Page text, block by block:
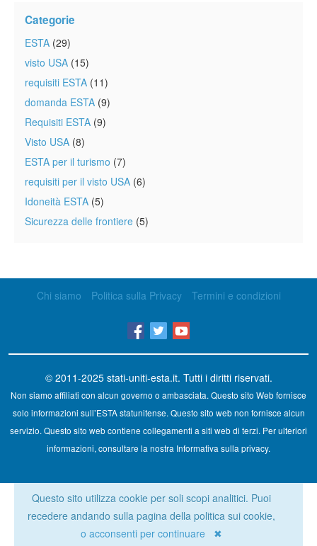
Categorie
ESTA (29)
visto USA (15)
requisiti ESTA (11)
domanda ESTA (9)
Requisiti ESTA (9)
Visto USA (8)
ESTA per il turismo (7)
requisiti per il visto USA (6)
Idoneità ESTA (5)
Sicurezza delle frontiere (5)
Chi siamo Politica sulla Privacy Termini e condizioni
© 2011-2025 stati-uniti-esta.it. Tutti i diritti riservati.
Non siamo affiliati con alcun governo o ambasciata. Questo sito Web fornisce
solo informazioni sull’ESTA statunitense. Questo sito web non fornisce alcun
servizio. Questo sito web contiene collegamenti a siti web di terzi. Per ulteriori
informazioni, consultare la nostra Informativa sulla privacy.
Questo sito utilizza cookie per soli scopi analitici. Puoi
recedere andando sulla pagina della politica sui cookie,
o acconsenti per continuare ✖